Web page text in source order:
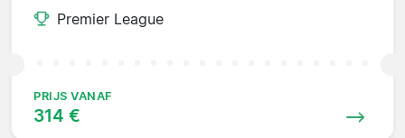
Premier League
PRIJS VANAF
314 €